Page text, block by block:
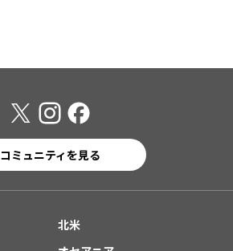
コミュニティを見る
北米